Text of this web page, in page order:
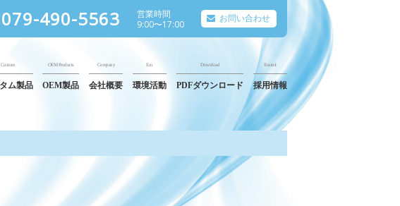
079-490-5563
営業時間
9:00〜17:00
お問い合わせ
Custom
ム製品
OEM Products
OEM製品
Company
会社概要
Eco
環境活動
Download
PDFダウンロード
Recruit
採用情報